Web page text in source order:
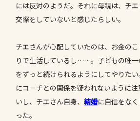
には反対のようだ。それに母親は、チ
交際をしていないと感じたらしい。
チエさんが心配していたのは、お金の
りで生活しているし……。子どもの唯一
をずっと続けられるようにしてやりた
にコーチとの関係を疑われないように
いし、チエさん自身、 結婚に自信をな
った。